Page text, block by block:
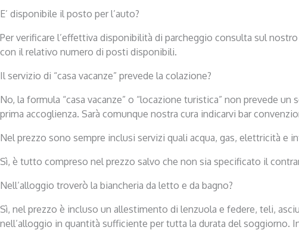
E’ disponibile il posto per l’auto?
Per verificare l’effettiva disponibilità di parcheggio consulta sul
con il relativo numero di posti disponibili.
Il servizio di “casa vacanze” prevede la colazione?
No, la formula “casa vacanze” o “locazione turistica” non prevede
prima accoglienza. Sarà comunque nostra cura indicarvi bar
Nel prezzo sono sempre inclusi servizi quali acqua, gas, elettricità e
Sì, è tutto compreso nel prezzo salvo che non sia specificato il
Nell’alloggio troverò la biancheria da letto e da bagno?
Sì, nel prezzo è incluso un allestimento di lenzuola e federe, teli,
nell’alloggio in quantità sufficiente per tutta la durata del soggiorno.